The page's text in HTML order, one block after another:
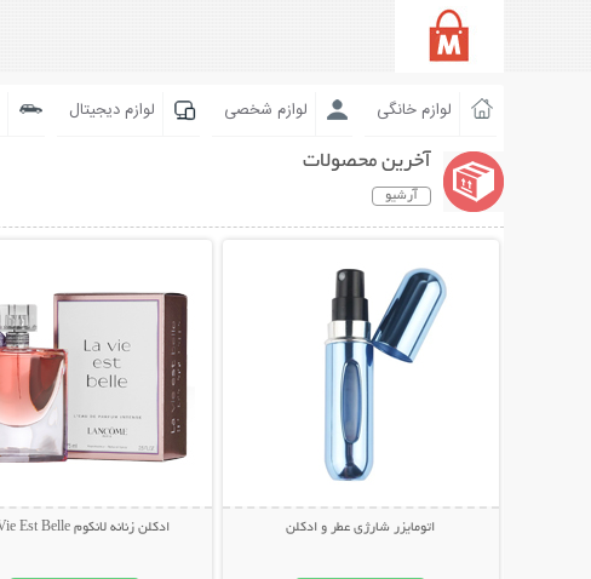
لوازم خانگی لوازم شخصی لوازم دیجیتال
آخرین محصولات
آرشیو
اتومایزر شارژی عطر و ادکلن ادکلن زنانه لانکوم La Vie Est Belle